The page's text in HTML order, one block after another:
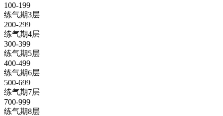
100-199
练气期3层
200-299
练气期4层
300-399
练气期5层
400-499
练气期6层
500-699
练气期7层
700-999
练气期8层